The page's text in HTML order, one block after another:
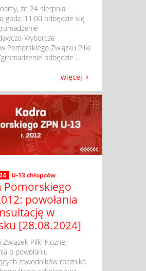
że 24 sierpnia
godz. 11.00 odbędzie się
Wyborcze
Pomorskiego Związku Piłki
odbędzie ...
więcej
U-13 chłopców
Pomorskiego
powołania
w
[28.08.2024]
Związek Piłki Nożnej
o powołaniu
zawodników rocznika